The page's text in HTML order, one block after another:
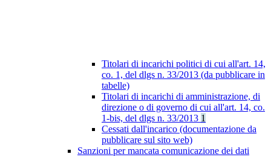
Titolari di incarichi politici di cui all'art. 14,
co. 1, del dlgs n. 33/2013 (da pubblicare in
tabelle)
Titolari di incarichi di amministrazione, di
direzione o di governo di cui all'art. 14, co.
1-bis, del dlgs n. 33/2013 1
Cessati dall'incarico (documentazione da
pubblicare sul sito web)
Sanzioni per mancata comunicazione dei dati